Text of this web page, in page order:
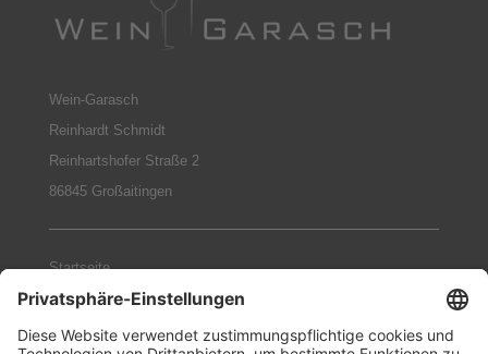
Wein-Garasch
Reinhardt Schmidt
Reinhartshofer Straße 2
86845 Großaitingen
Startseite
Weingüter
Geschenke-Sets